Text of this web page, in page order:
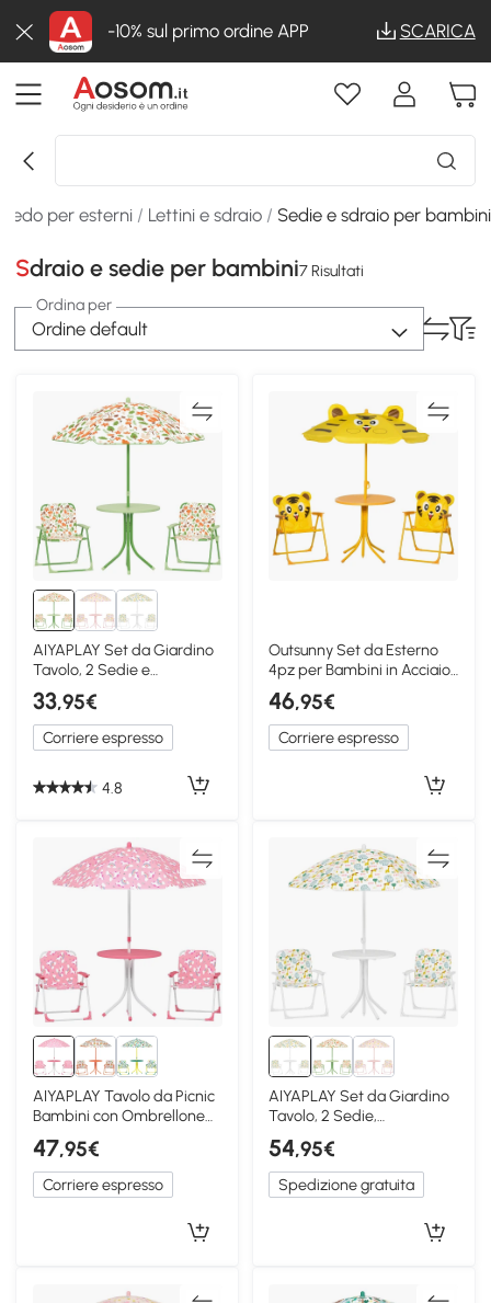
-10% sul primo ordine APP SCARICA
per esterni / Lettini e sdraio / Sedie e sdraio per bambini
Sdraio e sedie per bambini7 Risultati
Ordina per
Ordine default
AIYAPLAY Set da Giardino
Tavolo, 2 Sedie e
Ombrellone Bimbi Verde
33,95€
Corriere espresso
4.8
Outsunny Set da Esterno
4pz per Bambini in Acciaio
Giallo
46,95€
Corriere espresso
AIYAPLAY Tavolo da Picnic
Bambini con Ombrellone
Removibile Rosa
47,95€
Corriere espresso
AIYAPLAY Set da Giardino
Tavolo, 2 Sedie,
Ombrellone Bimbi Bianco
54,95€
Spedizione gratuita